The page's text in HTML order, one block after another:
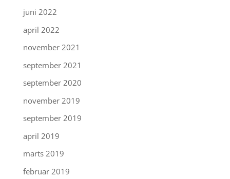
juni 2022
april 2022
november 2021
september 2021
september 2020
november 2019
september 2019
april 2019
marts 2019
februar 2019